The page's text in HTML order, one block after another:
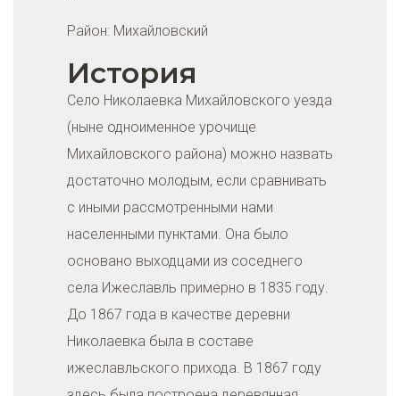
Район: Михайловский
История
Село Николаевка Михайловского уезда
(ныне одноименное урочище
Михайловского района) можно назвать
достаточно молодым, если сравнивать
с иными рассмотренными нами
населенными пунктами. Она было
основано выходцами из соседнего
села Ижеславль примерно в 1835 году.
До 1867 года в качестве деревни
Николаевка была в составе
ижеславльского прихода. В 1867 году